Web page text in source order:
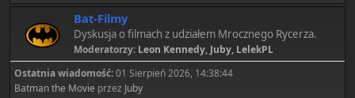
Bat-Filmy
Dyskusja o filmach z udziałem Mrocznego Rycerza.
Moderatorzy: Leon Kennedy, Juby, LelekPL
Ostatnia wiadomość:01 Sierpień 2026, 14:38:44
Batman the Movie przez Juby